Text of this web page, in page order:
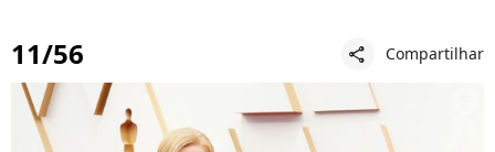
11/56 share Compartilhar